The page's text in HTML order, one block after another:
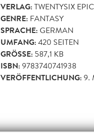
VERLAG:TWENTYSIX EPIC
GENRE: FANTASY
SPRACHE:GERMAN
UMFANG:420 SEITEN
GRÖSSE: 587,1 KB
ISBN:9783740741938
VERÖFFENTLICHUNG:9.